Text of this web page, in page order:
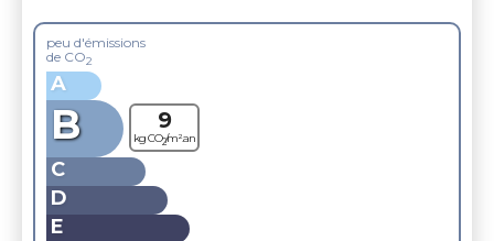
9
kg CO2/m².an
peu d'émissions
de CO2
A
B
C
D
E